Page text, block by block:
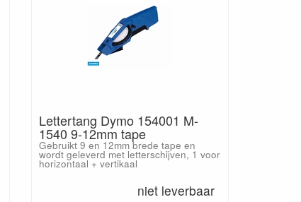
Lettertang Dymo 154001 M-
1540 9-12mm tape
Gebruikt 9 en 12mm brede tape en
wordt geleverd met letterschijven, 1 voor
horizontaal + vertikaal
niet leverbaar